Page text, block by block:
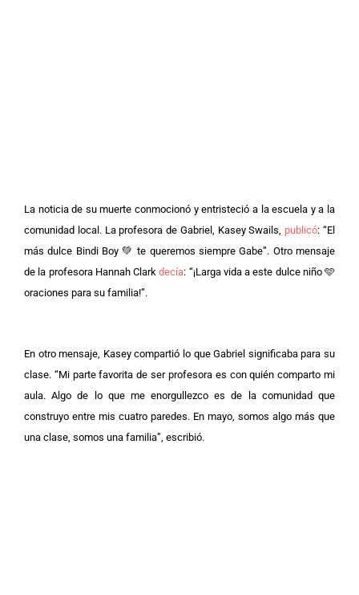
La noticia de su muerte conmocionó y entristeció a la escuela y a la
comunidad local. La profesora de Gabriel, Kasey Swails, publicó: “El
más dulce Bindi Boy 💚 te queremos siempre Gabe”. Otro mensaje
de la profesora Hannah Clarkdecía: “¡Larga vida a este dulce niño 🩵
oraciones para su familia!”.
En otro mensaje, Kasey compartió lo que Gabriel significaba para su
clase. “Mi parte favorita de ser profesora es con quién comparto mi
aula. Algo de lo que me enorgullezco es de la comunidad que
construyo entre mis cuatro paredes. En mayo, somos algo más que
una clase, somos una familia”, escribió.